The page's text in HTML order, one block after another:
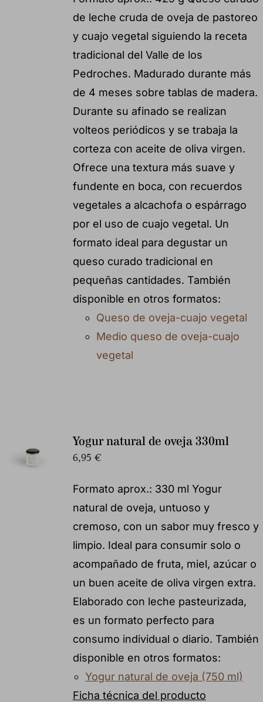
de leche cruda de oveja de pastoreo
y cuajo vegetal siguiendo la receta
tradicional del Valle de los
Pedroches. Madurado durante más
de 4 meses sobre tablas de madera.
Durante su afinado se realizan
volteos periódicos y se trabaja la
corteza con aceite de oliva virgen.
Ofrece una textura más suave y
fundente en boca, con recuerdos
vegetales a alcachofa o espárrago
por el uso de cuajo vegetal. Un
formato ideal para degustar un
queso curado tradicional en
pequeñas cantidades. También
disponible en otros formatos:
Queso de oveja-cuajo vegetal
Medio queso de oveja-cuajo
vegetal
Yogur natural de oveja 330ml
6,95 €
Formato aprox.: 330 ml Yogur
natural de oveja, untuoso y
cremoso, con un sabor muy fresco y
limpio. Ideal para consumir solo o
acompañado de fruta, miel, azúcar o
un buen aceite de oliva virgen extra.
Elaborado con leche pasteurizada,
es un formato perfecto para
consumo individual o diario. También
disponible en otros formatos:
Yogur natural de oveja (750 ml)
Ficha técnica del producto